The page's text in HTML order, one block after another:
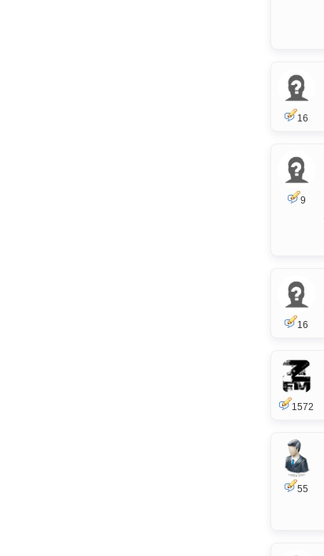
16
9
16
1572
55